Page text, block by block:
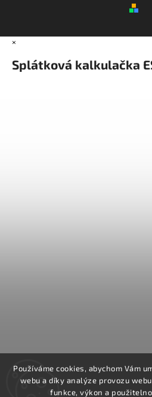
Používáme cookies, abychom Vám
webu a díky analýze provozu
funkce, výkon a
×
Splátková kalkulačka